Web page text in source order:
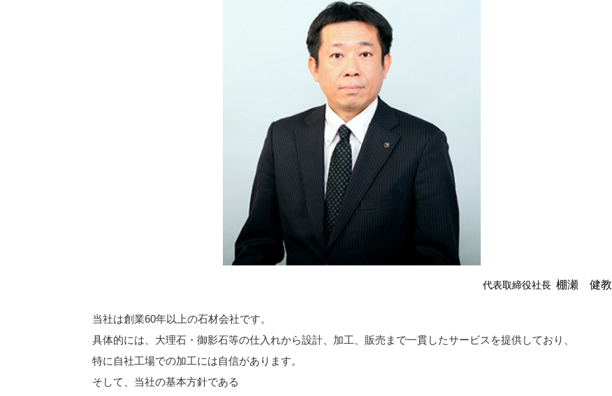
代表取締役社長 棚瀬 健教
当社は創業60年以上の石材会社です。
具体的には、大理石・御影石等の仕入れから設計、加工、販売まで一貫したサービスを提供しており、
特に自社工場での加工には自信があります。
そして、当社の基本方針である